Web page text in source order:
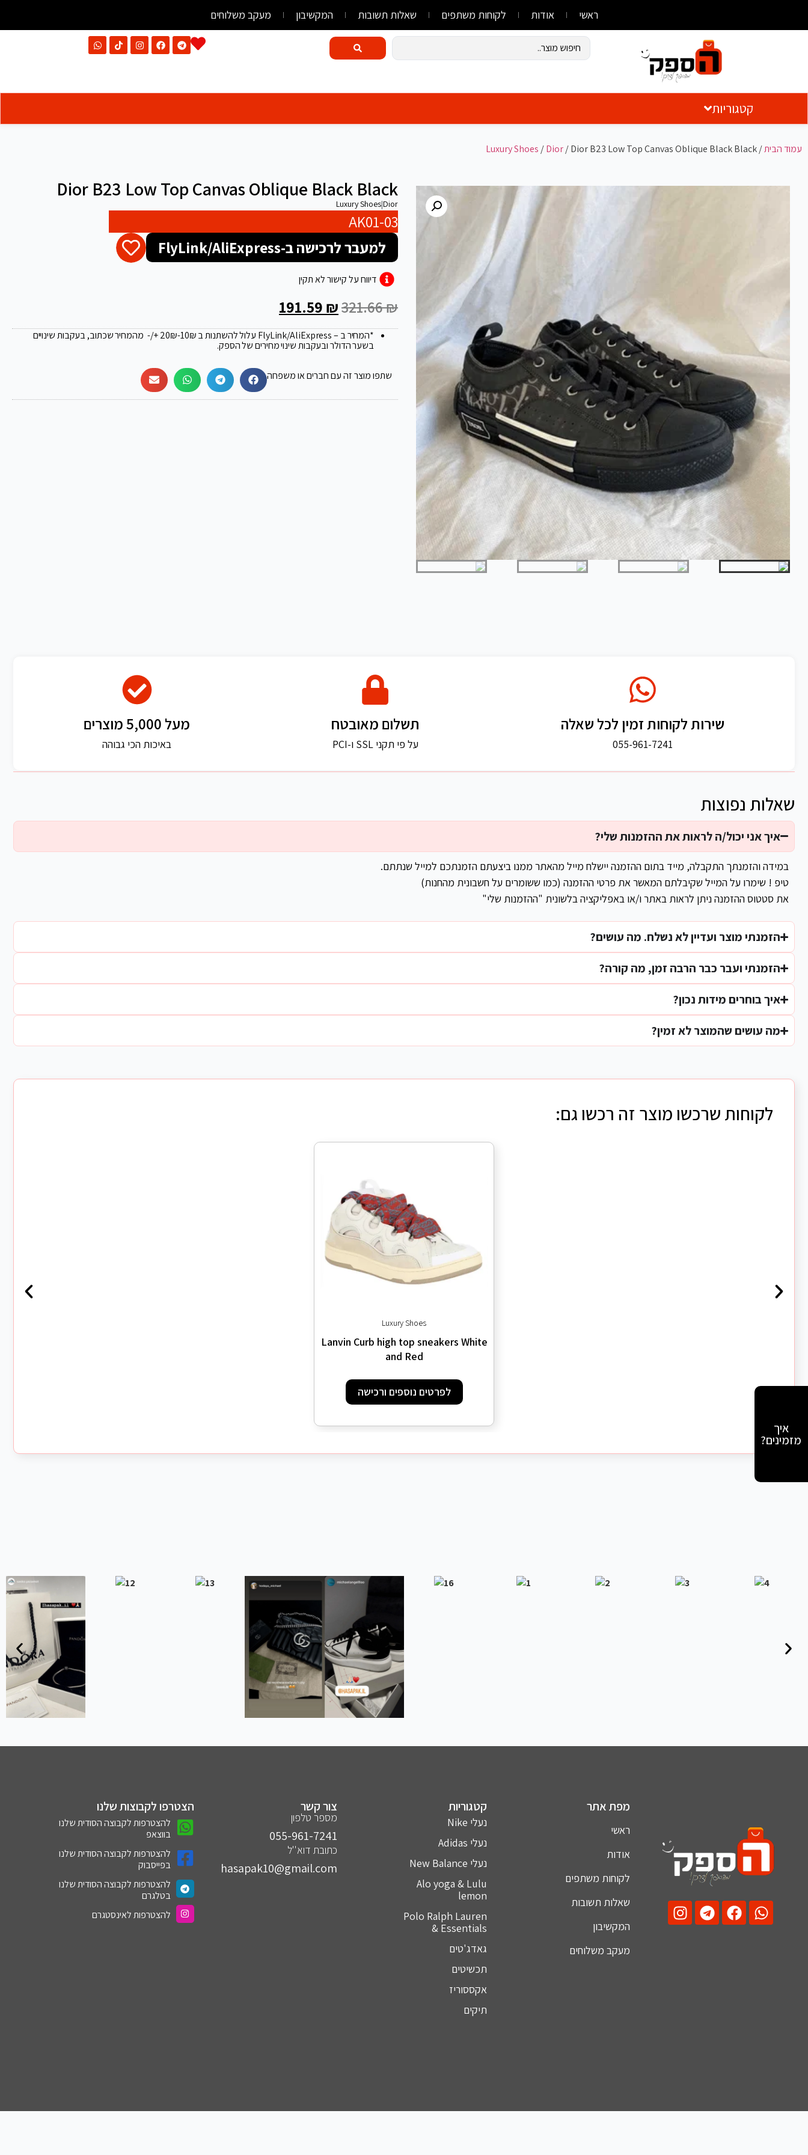
ראשי אודות לקוחות משתפים שאלות תשובות המקשיבון מעקב משלוחים
קטגוריות
עמוד הבית/
Luxury Shoes /Dior/ Dior B23 Low Top Canvas Oblique Black Black
Dior B23 Low Top Canvas Oblique Black Black
Dior
|
Luxury Shoes
AK01-03
למעבר לרכישה ב-FlyLink/AliExpress
דיווח על קישור לא תקין
321.66₪
191.59 ₪
*המחיר ב – FlyLink/AliExpress עלול להשתנות ב 20 ₪
-10₪ +/- מהמחיר שכתוב, בעקבות שינויים
בשער הדולר ובעקבות שינוי מחירים של הספק.
שתפו מוצר זה עם חברים או משפחה
איך אני יכול/ה לראות את ההזמנות שלי?
במידה והזמנתך התקבלה, מייד בתום ההזמנה יישלח מייל מהאתר ממנו ביצעתם הזמנתכם למייל שנתתם.
טיפ ! שימרו על המייל שקיבלתם המאשר את פרטי ההזמנה (כמו ששומרים על חשבונית מהחנות)
את סטטוס ההזמנה ניתן לראות באתר ו/או באפליקציה בלשונית "ההזמנות שלי"
הזמנתי מוצר ועדיין לא נשלח. מה עושים?
הזמנתי ועבר כבר הרבה זמן, מה קורה?
איך בוחרים מידות נכון?
מה עושים שהמוצר לא זמין?
שאלות נפוצות
מעל 5,000 מוצרים
באיכות הכי גבוהה
תשלום מאובטח
על פי תקני SSL ו-PCI
שירות לקוחות זמין לכל שאלה
055-961-7241
לקוחות שרכשו מוצר זה רכשו גם:
Luxury Shoes
Lanvin Curb high top sneakers White
and Red
לפרטים נוספים ורכישה
איך
מזמינים?
מפת אתר
ראשי
אודות
לקוחות משתפים
שאלות תשובות
המקשיבון
מעקב משלוחים
קטגוריות
נעלי Nike
נעלי Adidas
נעלי New Balance
Alo yoga & Lulu
lemon
Polo Ralph Lauren
& Essentials
גאדג'טים
תכשיטים
אקססוריז
תיקים
צור קשר
מספר טלפון
055-961-7241⁩
כתובת דוא''ל
hasapak10@gmail.com
הצטרפו לקבוצות שלנו
להצטרפות לקבוצה הסודית שלנו
בווצאפ
להצטרפות לקבוצה הסודית שלנו
בפייסבוק
להצטרפות לקבוצה הסודית שלנו
בטלגרם
להצטרפות לאינסטגרם